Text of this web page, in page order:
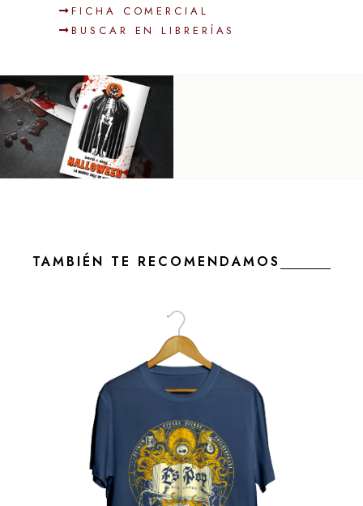
FICHA COMERCIAL
BUSCAR EN LIBRERÍAS
TAMBIÉN TE RECOMENDAMOS